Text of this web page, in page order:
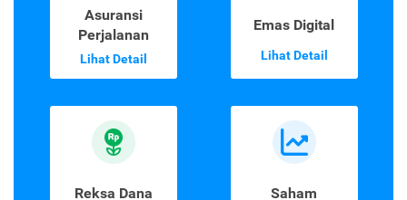
Asuransi
Perjalanan
Lihat Detail
Emas Digital
Lihat Detail
Reksa Dana Saham